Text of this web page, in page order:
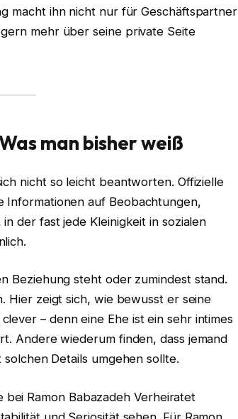
macht ihn nicht nur für Geschäftspartner
mehr über seine private Seite
man bisher weiß
nicht so leicht beantworten. Offizielle
Informationen auf Beobachtungen,
der fast jede Kleinigkeit in sozialen
Beziehung steht oder zumindest stand.
Hier zeigt sich, wie bewusst er seine
– denn eine Ehe ist ein sehr intimes
Andere wiederum finden, dass jemand
Details umgehen sollte.
Ramon Babazadeh Verheiratet